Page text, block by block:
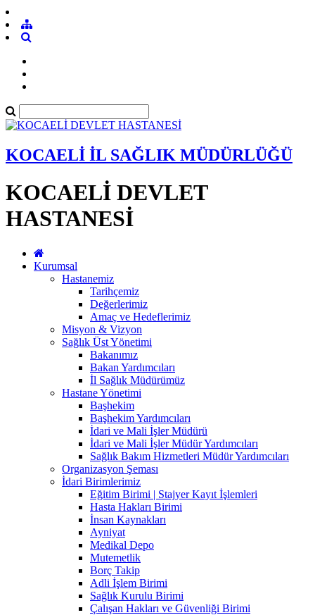
KOCAELİ İL SAĞLIK MÜDÜRLÜĞÜ
KOCAELİ DEVLET
HASTANESİ
Kurumsal
Hastanemiz
Tarihçemiz
Değerlerimiz
Amaç ve Hedeflerimiz
Misyon & Vizyon
Sağlık Üst Yönetimi
Bakanımız
Bakan Yardımcıları
İl Sağlık Müdürümüz
Hastane Yönetimi
Başhekim
Başhekim Yardımcıları
İdari ve Mali İşler Müdürü
İdari ve Mali İşler Müdür Yardımcıları
Sağlık Bakım Hizmetleri Müdür Yardımcıları
Organizasyon Şeması
İdari Birimlerimiz
Eğitim Birimi | Stajyer Kayıt İşlemleri
Hasta Hakları Birimi
İnsan Kaynakları
Ayniyat
Medikal Depo
Mutemetlik
Borç Takip
Adli İşlem Birimi
Sağlık Kurulu Birimi
Çalışan Hakları ve Güvenliği Birimi